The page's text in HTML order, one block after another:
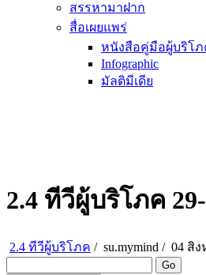
สรรหามาฝาก
สื่อเผยแพร่
หนังสือคู่มือผู้บริโภ
Infographic
มัลติมีเดีย
2.4 ทีวีผู้บริโภค
2.4 ทีวีผู้บริโภค / su.mymind / 04 สิง
Go